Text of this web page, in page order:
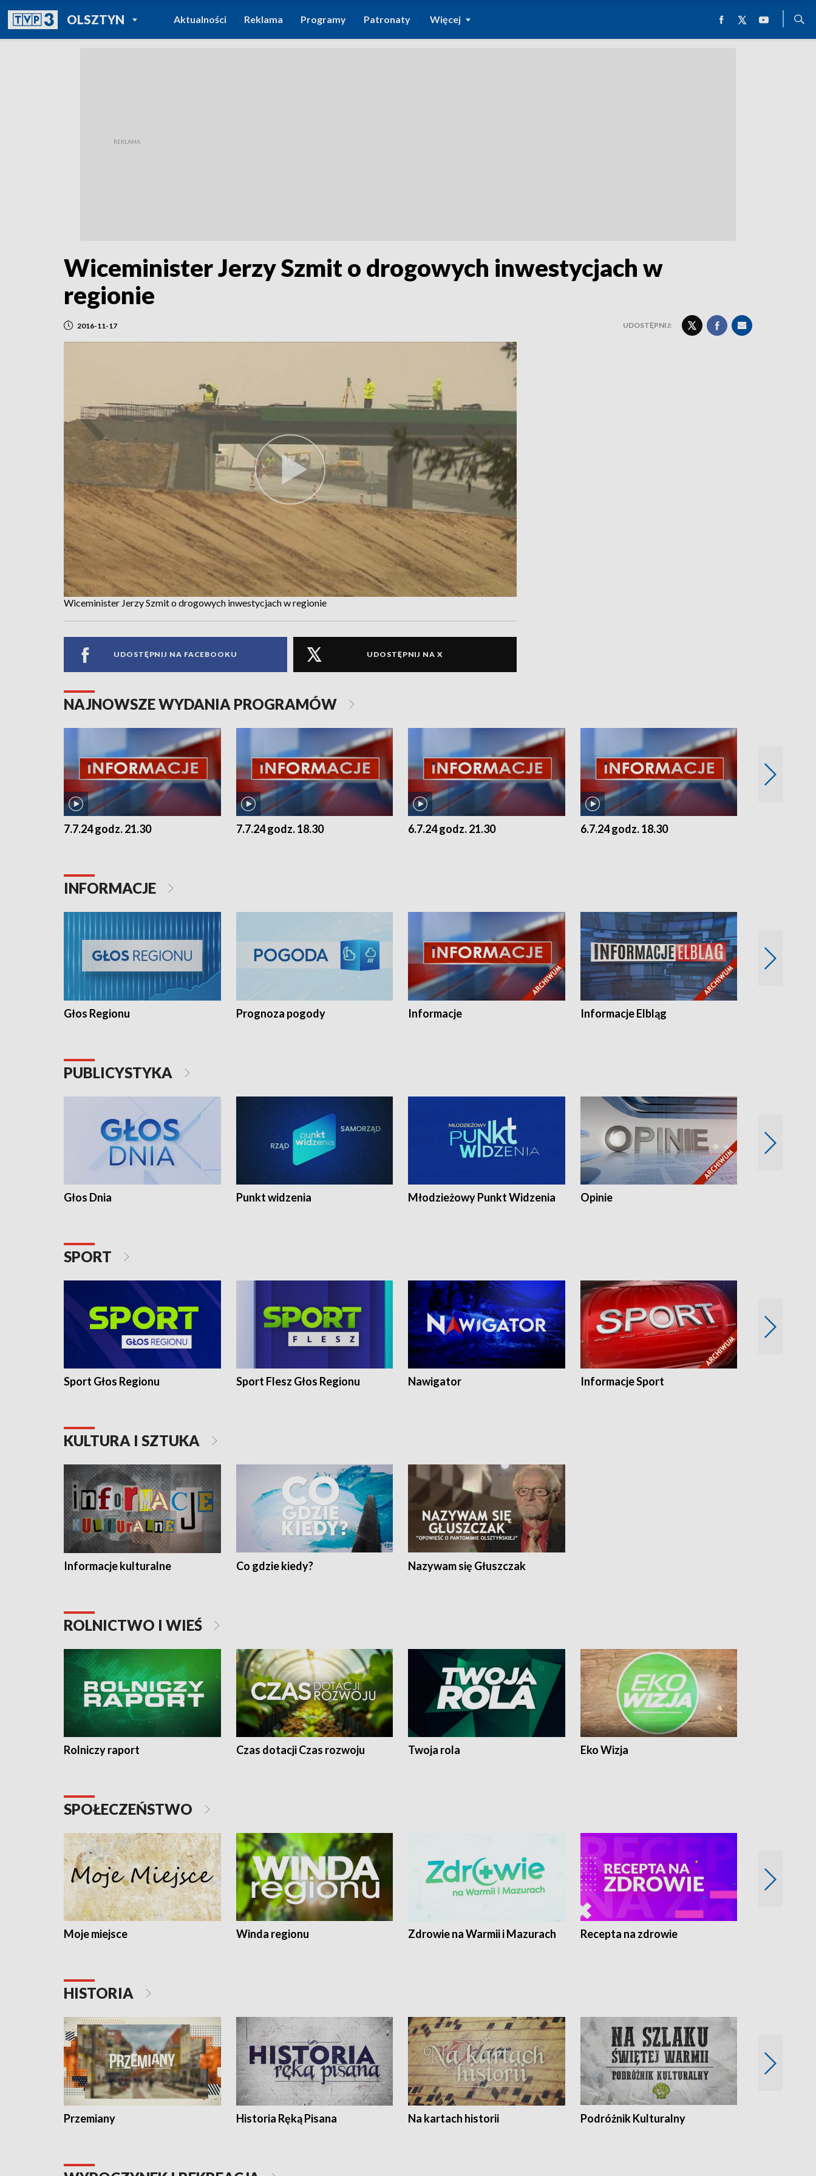
OLSZTYNPOWRÓT DO
TVP REGIONY
Aktualności Reklama Programy Patronaty Więcej
Wiceminister Jerzy Szmit o drogowych inwestycjach w
regionie
2016-11-17 UDOSTĘPNIJ:
Wiceminister Jerzy Szmit o drogowych inwestycjach w regionie
UDOSTĘPNIJ NA FACEBOOKU UDOSTĘPNIJ NA X
NAJNOWSZE WYDANIA PROGRAMÓW
7.7.24 godz. 21.30 7.7.24 godz. 18.30 6.7.24 godz. 21.30 6.7.24 godz. 18.30
INFORMACJE
Głos Regionu Prognoza pogody Informacje Informacje Elbląg
PUBLICYSTYKA
Głos Dnia Punkt widzenia Młodzieżowy Punkt Widzenia Opinie
SPORT
Sport Głos Regionu Sport Flesz Głos Regionu Nawigator Informacje Sport
KULTURA I SZTUKA
Informacje kulturalne Co gdzie kiedy? Nazywam się Głuszczak
ROLNICTWO I WIEŚ
Rolniczy raport Czas dotacji Czas rozwoju Twoja rola Eko Wizja
SPOŁECZEŃSTWO
Moje miejsce Winda regionu Zdrowie na Warmii i Mazurach Recepta na zdrowie
HISTORIA
Przemiany Historia Ręką Pisana Na kartach historii Podróżnik Kulturalny